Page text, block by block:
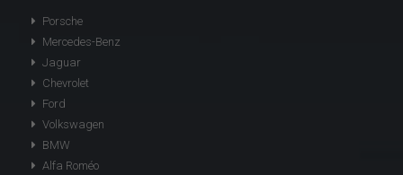
Porsche
Mercedes-Benz
Jaguar
Chevrolet
Ford
Volkswagen
BMW
Alfa Roméo